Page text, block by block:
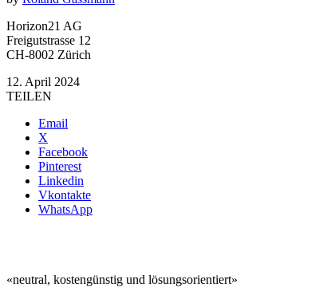
Horizon21 AG
Freigutstrasse 12
CH-8002 Zürich
12. April 2024
TEILEN
Email
X
Facebook
Pinterest
Linkedin
Vkontakte
WhatsApp
«neutral, kostengünstig und lösungsorientiert»